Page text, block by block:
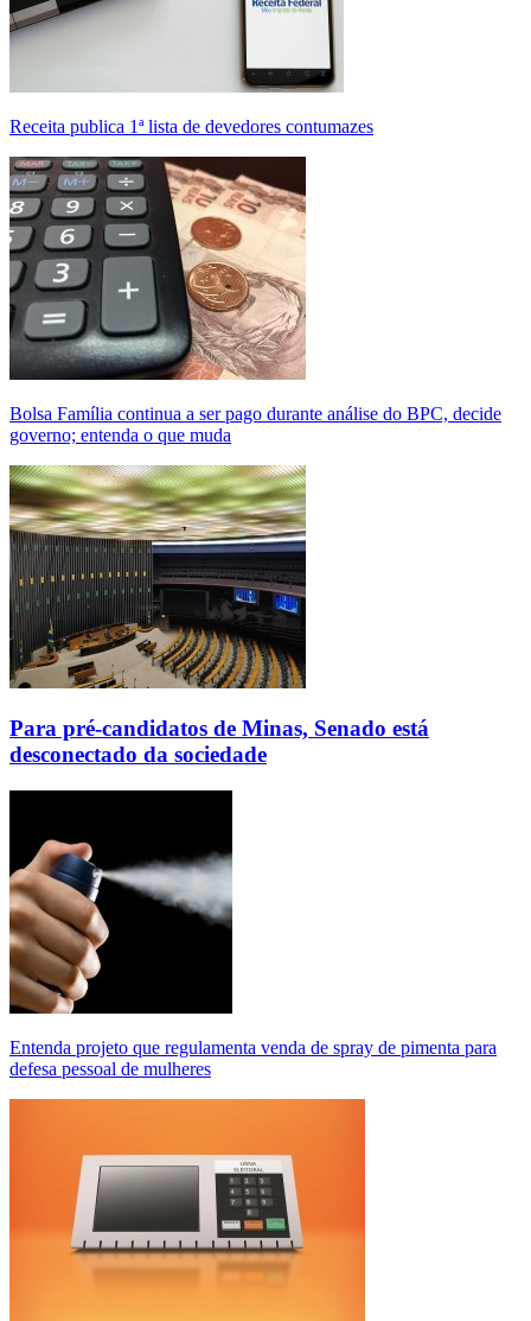
Receita publica 1ª lista de devedores contumazes
Bolsa Família continua a ser pago durante análise do BPC, decide
governo; entenda o que muda
Para pré-candidatos de Minas, Senado está
desconectado da sociedade
Entenda projeto que regulamenta venda de spray de pimenta para
defesa pessoal de mulheres